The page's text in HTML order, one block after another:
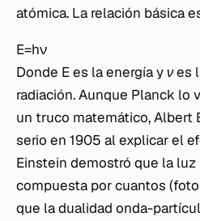
atómica. La relación básica
E=hν
Donde Ees la energía yνes
radiación. Aunque Planck lo
un truco matemático, Albert
serio en 1905 al explicar el
Einstein demostró que la
compuesta por cuantos
que la dualidad onda-